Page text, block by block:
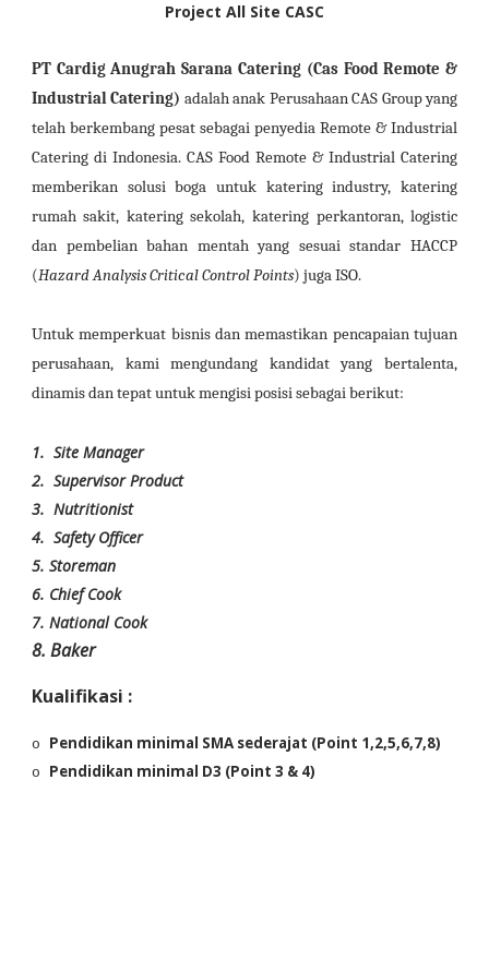
Project All Site CASC
PT Cardig Anugrah Sarana Catering (Cas Food Remote &
Industrial Catering) adalah anak Perusahaan CAS Group yang
telah berkembang pesat sebagai penyedia Remote & Industrial
Catering di Indonesia. CAS Food Remote & Industrial Catering
memberikan solusi boga untuk katering industry, katering
rumah sakit, katering sekolah, katering perkantoran, logistic
dan pembelian bahan mentah yang sesuai standar HACCP
(Hazard Analysis Critical Control Points) juga ISO.
Untuk memperkuat bisnis dan memastikan pencapaian tujuan
perusahaan, kami mengundang kandidat yang bertalenta,
dinamis dan tepat untuk mengisi posisi sebagai berikut:
1. Site Manager
2. Supervisor Product
3. Nutritionist
4. Safety Officer
5. Storeman
6. Chief Cook
7. National Cook
8. Baker
Kualifikasi :
o Pendidikan minimal SMA sederajat (Point 1,2,5,6,7,8)
o Pendidikan minimal D3 (Point 3 & 4)